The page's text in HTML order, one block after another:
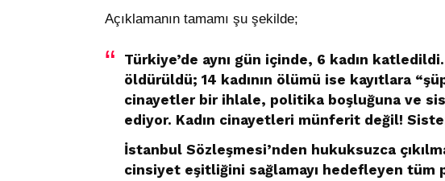
Açıklamanın tamamı şu şekilde;
Türkiye’de aynı gün içinde, 6 kadın katledildi.
öldürüldü; 14 kadının ölümü ise kayıtlara
cinayetler bir ihlale, politika boşluğuna ve
ediyor. Kadın cinayetleri münferit değil!
İstanbul Sözleşmesi’nden hukuksuzca
cinsiyet eşitliğini sağlamayı hedefleyen tüm